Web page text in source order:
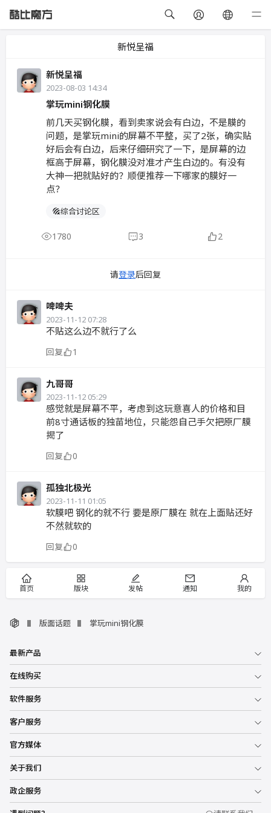
新悦呈福
新悦呈福
2023-08-03 14:34
掌玩mini钢化膜
前几天买钢化膜，看到卖家说会有白边，不是膜的
问题，是掌玩mini的屏幕不平整，买了2张，确实贴
好后会有白边，后来仔细研究了一下，是屏幕的边
框高于屏幕，钢化膜没对准才产生白边的。有没有
大神一把就贴好的？顺便推荐一下哪家的膜好一
点？
综合讨论区
1780 3 2
请登录后回复
啤啤夫
2023-11-12 07:28
不贴这么边不就行了么
回复 1
九哥哥
2023-11-12 05:29
感觉就是屏幕不平，考虑到这玩意喜人的价格和目
前8寸通话板的独苗地位，只能怨自己手欠把原厂膜
揭了
回复 0
孤独北极光
2023-11-11 01:05
软膜吧 钢化的就不行 要是原厂膜在 就在上面贴还好
不然就软的
回复 0
首页 版块 发帖 通知 我的
版面话题 掌玩mini钢化膜
最新产品
在线购买
软件服务
客户服务
官方媒体
关于我们
政企服务